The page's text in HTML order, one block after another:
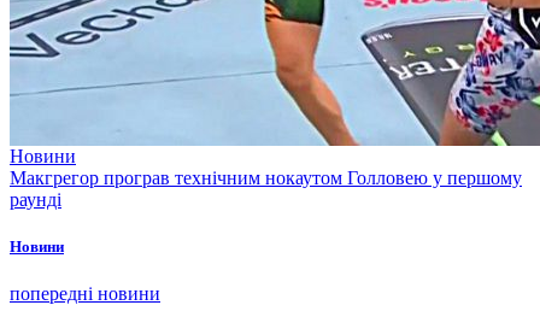
Новини
Макгрегор програв технічним нокаутом Голловею у першому
раунді
Новини
попередні новини